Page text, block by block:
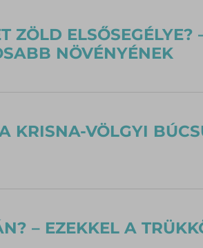
ZÖLD
NÖVÉNYÉNEK
KRISNA-VÖLGYI
– EZEKKEL A